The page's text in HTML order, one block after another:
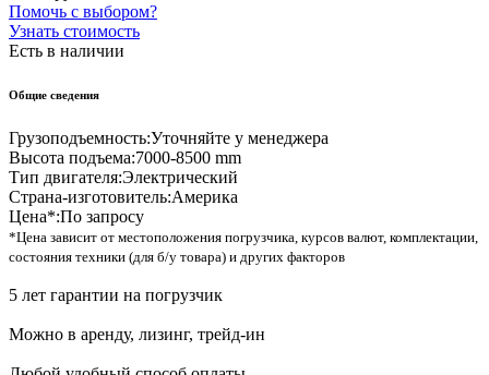
Помочь с выбором?
Узнать стоимость
Есть в наличии
Общие сведения
Грузоподъемность:Уточняйте у менеджера
Высота подъема:7000-8500 mm
Тип двигателя:Электрический
Страна-изготовитель:Америка
Цена*:По запросу
*Цена зависит от местоположения погрузчика, курсов валют, комплектации,
состояния техники (для б/у товара) и других факторов
5 лет гарантии на погрузчик
Можно в аренду, лизинг, трейд-ин